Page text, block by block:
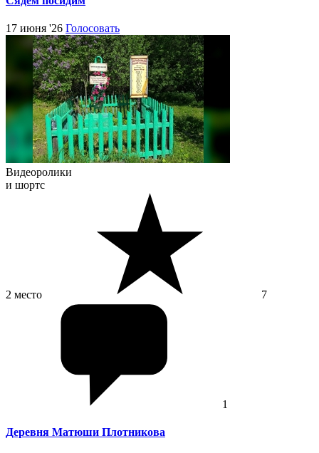
17 июня '26 Голосовать
Видеоролики
и шортс
2 место 7
1
Деревня Матюши Плотникова